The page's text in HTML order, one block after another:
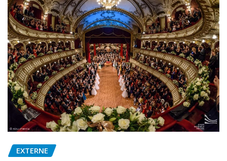
EXTERNE